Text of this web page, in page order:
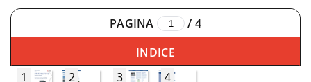
PAGINA / 4
INDICE
1
2 3 4